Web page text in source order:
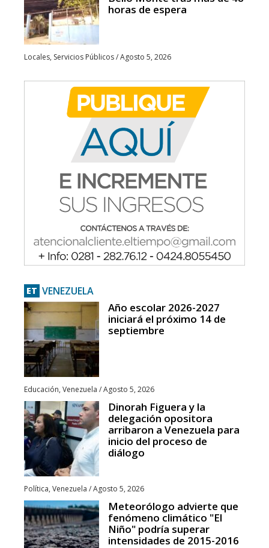
horas de espera
Locales, Servicios Públicos/Agosto 5, 2026
ET VENEZUELA
Año escolar 2026-2027
iniciará el próximo 14 de
septiembre
Educación, Venezuela /Agosto 5, 2026
Dinorah Figuera y la
delegación opositora
arribaron a Venezuela para
inicio del proceso de
diálogo
Política, Venezuela /Agosto 5, 2026
Meteorólogo advierte que
fenómeno climático "El
Niño" podría superar
intensidades de 2015-2016